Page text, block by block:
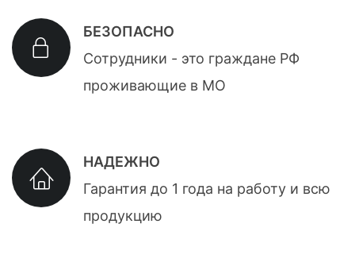
БЕЗОПАСНО
Сотрудники - это граждане РФ
проживающие в МО
НАДЕЖНО
Гарантия до 1 года на работу и всю
продукцию